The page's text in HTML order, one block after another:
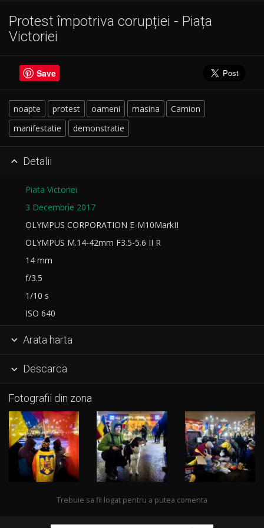
Protest împotriva corupției - Piața
Victoriei
Save
noapte protest oameni masina
Camion
manifestatie
demonstratie
 Detalii
Piata Victoriei
3 Decembrie 2017
OLYMPUS CORPORATION E-M10MarkII
OLYMPUS M.14-42mm F3.5-5.6 II R
14 mm
f/3.5
1/10 s
ISO 640
 Arata harta
 Descarca
Fotografii din zona
Trebuie sa fii logat pentru a putea comenta